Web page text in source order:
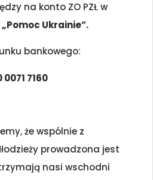
na konto ZO PZŁ w
„Pomoc Ukrainie”.
bankowego:
0071 7160
że wspólnie z
prowadzona jest
nasi wschodni